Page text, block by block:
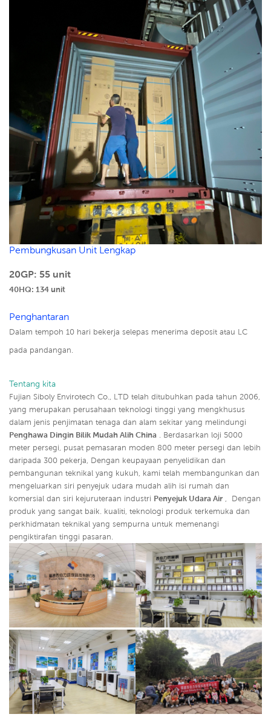
Pembungkusan Unit Lengkap
20GP: 55 unit
40HQ: 134 unit
Penghantaran
Dalam tempoh 10 hari bekerja selepas menerima deposit atau LC
pada pandangan.
Tentang kita
Fujian Siboly Envirotech Co., LTD telah ditubuhkan pada tahun 2006,
yang merupakan perusahaan teknologi tinggi yang mengkhusus
dalam jenis penjimatan tenaga dan alam sekitar yang melindungi
Penghawa Dingin Bilik Mudah Alih China . Berdasarkan loji 5000
meter persegi, pusat pemasaran moden 800 meter persegi dan lebih
daripada 300 pekerja, Dengan keupayaan penyelidikan dan
pembangunan teknikal yang kukuh, kami telah membangunkan dan
mengeluarkan siri penyejuk udara mudah alih isi rumah dan
komersial dan siri kejuruteraan industri Penyejuk Udara Air
Dengan
produk yang sangat baik. kualiti, teknologi produk terkemuka dan
perkhidmatan teknikal yang sempurna untuk memenangi
pengiktirafan tinggi pasaran.